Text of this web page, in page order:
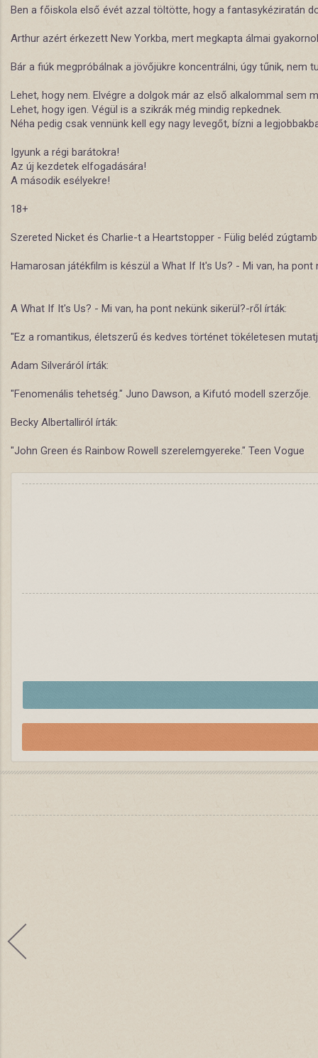
Ben a főiskola első évét azzal töltötte, hogy a fantasykéziratán
Arthur azért érkezett New Yorkba, mert megkapta álmai
Bár a fiúk megpróbálnak a jövőjükre koncentrálni, úgy tűnik, nem
Lehet, hogy nem. Elvégre a dolgok már az első alkalommal sem
Lehet, hogy igen. Végül is a szikrák még mindig repkednek.
Néha pedig csak vennünk kell egy nagy levegőt, bízni a
Igyunk a régi barátokra!
Az új kezdetek elfogadására!
A második esélyekre!
18+
Szereted Nicket és Charlie-t a Heartstopper - Fülig beléd
Hamarosan játékfilm is készül a What If It's Us? - Mi van, ha
A What If It's Us? - Mi van, ha pont nekünk sikerül?-ről írták:
"Ez a romantikus, életszerű és kedves történet tökéletesen
Adam Silveráról írták:
"Fenomenális tehetség." Juno Dawson, a Kifutó modell szerzője.
Becky Albertalliról írták:
"John Green és Rainbow Rowell szerelemgyereke." Teen Vogue